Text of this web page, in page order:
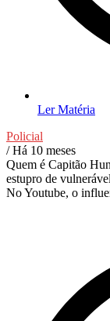
Ler Matéria
Policial
/ Há 10 meses
Quem é Capitão
estupro de vulnerável
No Youtube, o